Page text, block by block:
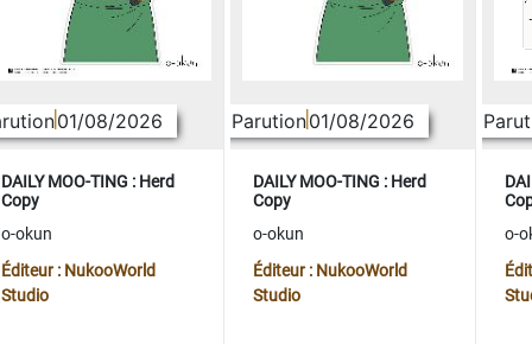
01/08/2026
DAILY MOO-TING : Herd
Copy
o-okun
Éditeur : NukooWorld
Studio
Parution01/08/2026
DAILY MOO-TING : Herd
Copy
o-okun
Éditeur : NukooWorld
Studio
o-